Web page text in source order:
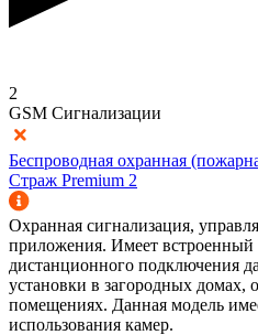
2
GSM Сигнализации
Беспроводная охранная
Страж Premium 2
Охранная сигнализация,
приложения. Имеет встроенный
дистанционного подключения
установки в загородных
помещениях. Данная модель
использования камер.